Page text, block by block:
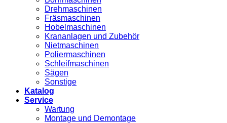
Drehmaschinen
Fräsmaschinen
Hobelmaschinen
Krananlagen und Zubehör
Nietmaschinen
Poliermaschinen
Schleifmaschinen
Sägen
Sonstige
Katalog
Service
Wartung
Montage und Demontage